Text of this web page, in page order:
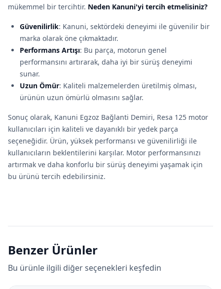
mükemmel bir tercihtir. Neden Kanuni'yi tercih etmelisiniz?
Güvenilirlik: Kanuni, sektördeki deneyimi ile güvenilir bir
marka olarak öne çıkmaktadır.
Performans Artışı: Bu parça, motorun genel
performansını artırarak, daha iyi bir sürüş deneyimi
sunar.
Uzun Ömür: Kaliteli malzemelerden üretilmiş olması,
ürünün uzun ömürlü olmasını sağlar.
Sonuç olarak, Kanuni Egzoz Bağlanti Demiri, Resa 125 motor
kullanıcıları için kaliteli ve dayanıklı bir yedek parça
seçeneğidir. Ürün, yüksek performansı ve güvenilirliği ile
kullanıcıların beklentilerini karşılar. Motor performansınızı
artırmak ve daha konforlu bir sürüş deneyimi yaşamak için
bu ürünü tercih edebilirsiniz.
Benzer Ürünler
Bu ürünle ilgili diğer seçenekleri keşfedin